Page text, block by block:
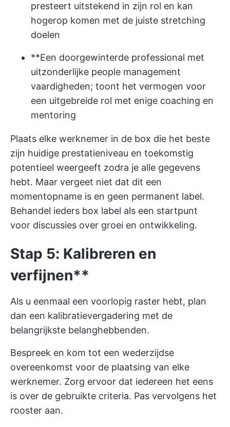
presteert uitstekend in zijn rol en kan
hogerop komen met de juiste stretching
doelen
**Een doorgewinterde professional met
uitzonderlijke people management
vaardigheden; toont het vermogen voor
een uitgebreide rol met enige coaching en
mentoring
Plaats elke werknemer in de box die het beste
zijn huidige prestatieniveau en toekomstig
potentieel weergeeft zodra je alle gegevens
hebt. Maar vergeet niet dat dit een
momentopname is en geen permanent label.
Behandel ieders box label als een startpunt
voor discussies over groei en ontwikkeling.
Stap 5: Kalibreren en
verfijnen**
Als u eenmaal een voorlopig raster hebt, plan
dan een kalibratievergadering met de
belangrijkste belanghebbenden.
Bespreek en kom tot een wederzijdse
overeenkomst voor de plaatsing van elke
werknemer. Zorg ervoor dat iedereen het eens
is over de gebruikte criteria. Pas vervolgens het
rooster aan.